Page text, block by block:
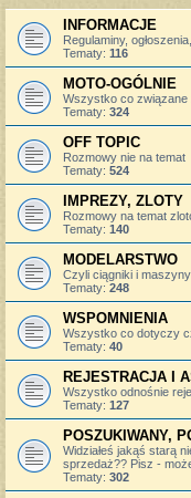
INFORMACJE
Regulaminy,
Tematy: 116
MOTO-OGÓLNIE
Wszystko co związane
Tematy: 324
OFF TOPIC
Rozmowy nie na temat
Tematy: 524
IMPREZY, ZLOTY
Rozmowy na temat
Tematy: 140
MODELARSTWO
Czyli ciągniki i
Tematy: 248
WSPOMNIENIA
Wszystko co dotyczy
Tematy: 40
REJESTRACJA I
Wszystko odnośnie
Tematy: 127
POSZUKIWANY,
Widziałeś jakąś starą
sprzedaż?? Pisz -
Tematy: 302